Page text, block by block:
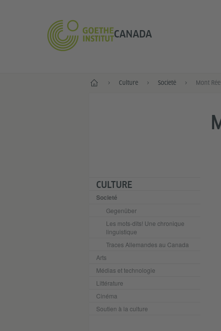
CANADA
Accueil Culture Societé Mont
CULTURE
Societé
Gegenüber
Les mots-dits! Une chronique
linguistique
Traces Allemandes au Canada
Arts
Médias et technologie
Littérature
Cinéma
Soutien à la culture